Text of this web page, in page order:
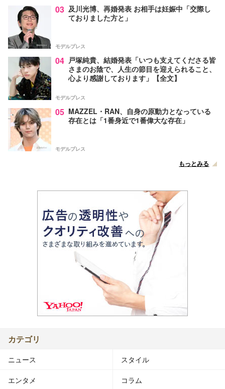
03 及川光博、再婚発表 お相手は妊娠中「交際し
ておりました方と」
モデルプレス
04 戸塚純貴、結婚発表「いつも支えてくださる皆
さまのお陰で、人生の節目を迎えられること、
心より感謝しております」【全文】
モデルプレス
05 MAZZEL・RAN、自身の原動力となっている
存在とは「1番身近で1番偉大な存在」
モデルプレス
もっとみる
カテゴリ
ニュース スタイル
エンタメ コラム